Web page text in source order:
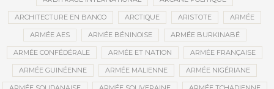
ARCHITECTURE EN BANCO ARCTIQUE ARISTOTE ARMÉE
ARMÉE AES ARMÉE BÉNINOISE ARMÉE BURKINABÉ
ARMÉE CONFÉDÉRALE ARMÉE ET NATION ARMÉE FRANÇAISE
ARMÉE GUINÉENNE ARMÉE MALIENNE ARMÉE NIGÉRIANE